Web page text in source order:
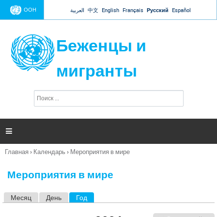
Jump to navigation
ООН العربية 中文 English Français Русский Español
Беженцы и
мигранты
п
и

Вы
Главная › Календарь › Мероприятия в мире
Мероприятия в мире
Месяц День Год